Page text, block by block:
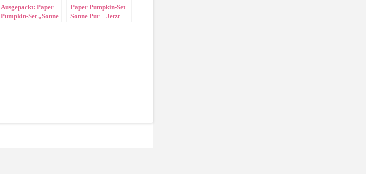
Ausgepackt: Paper
Pumpkin-Set „Sonne
Paper Pumpkin-Set –
Sonne Pur – Jetzt